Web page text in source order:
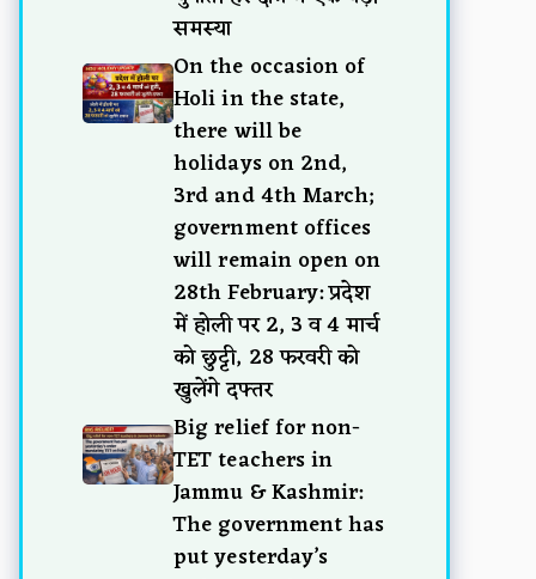
समस्या
On the occasion of
Holi in the state,
there will be
holidays on 2nd,
3rd and 4th March;
government offices
will remain open on
28th February: प्रदेश
में होली पर 2, 3 व 4 मार्च
को छुट्टी, 28 फरवरी को
खुलेंगे दफ्तर
Big relief for non-
TET teachers in
Jammu & Kashmir:
The government has
put yesterday’s